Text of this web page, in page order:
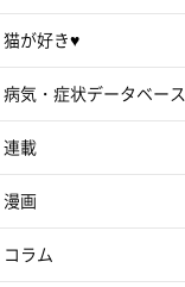
猫が好き♥
病気・症状データベース
連載
漫画
コラム